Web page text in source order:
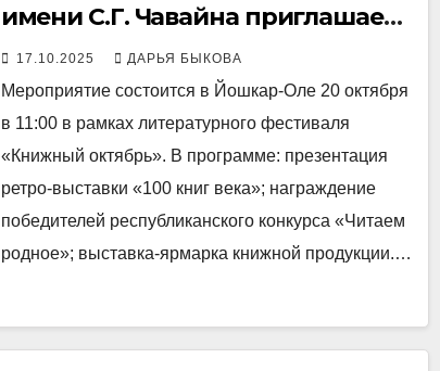
имени С.Г. Чавайна приглашает
на празднование 100-летия
Марийского книжного
издательства
17.10.2025 ДАРЬЯ БЫКОВА
Мероприятие состоится в Йошкар-Оле 20 октября
в 11:00 в рамках литературного фестиваля
«Книжный октябрь». В программе: презентация
ретро-выставки «100 книг века»; награждение
победителей республиканского конкурса «Читаем
родное»; выставка-ярмарка книжной продукции.…